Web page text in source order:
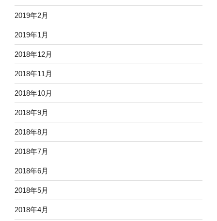
2019年2月
2019年1月
2018年12月
2018年11月
2018年10月
2018年9月
2018年8月
2018年7月
2018年6月
2018年5月
2018年4月